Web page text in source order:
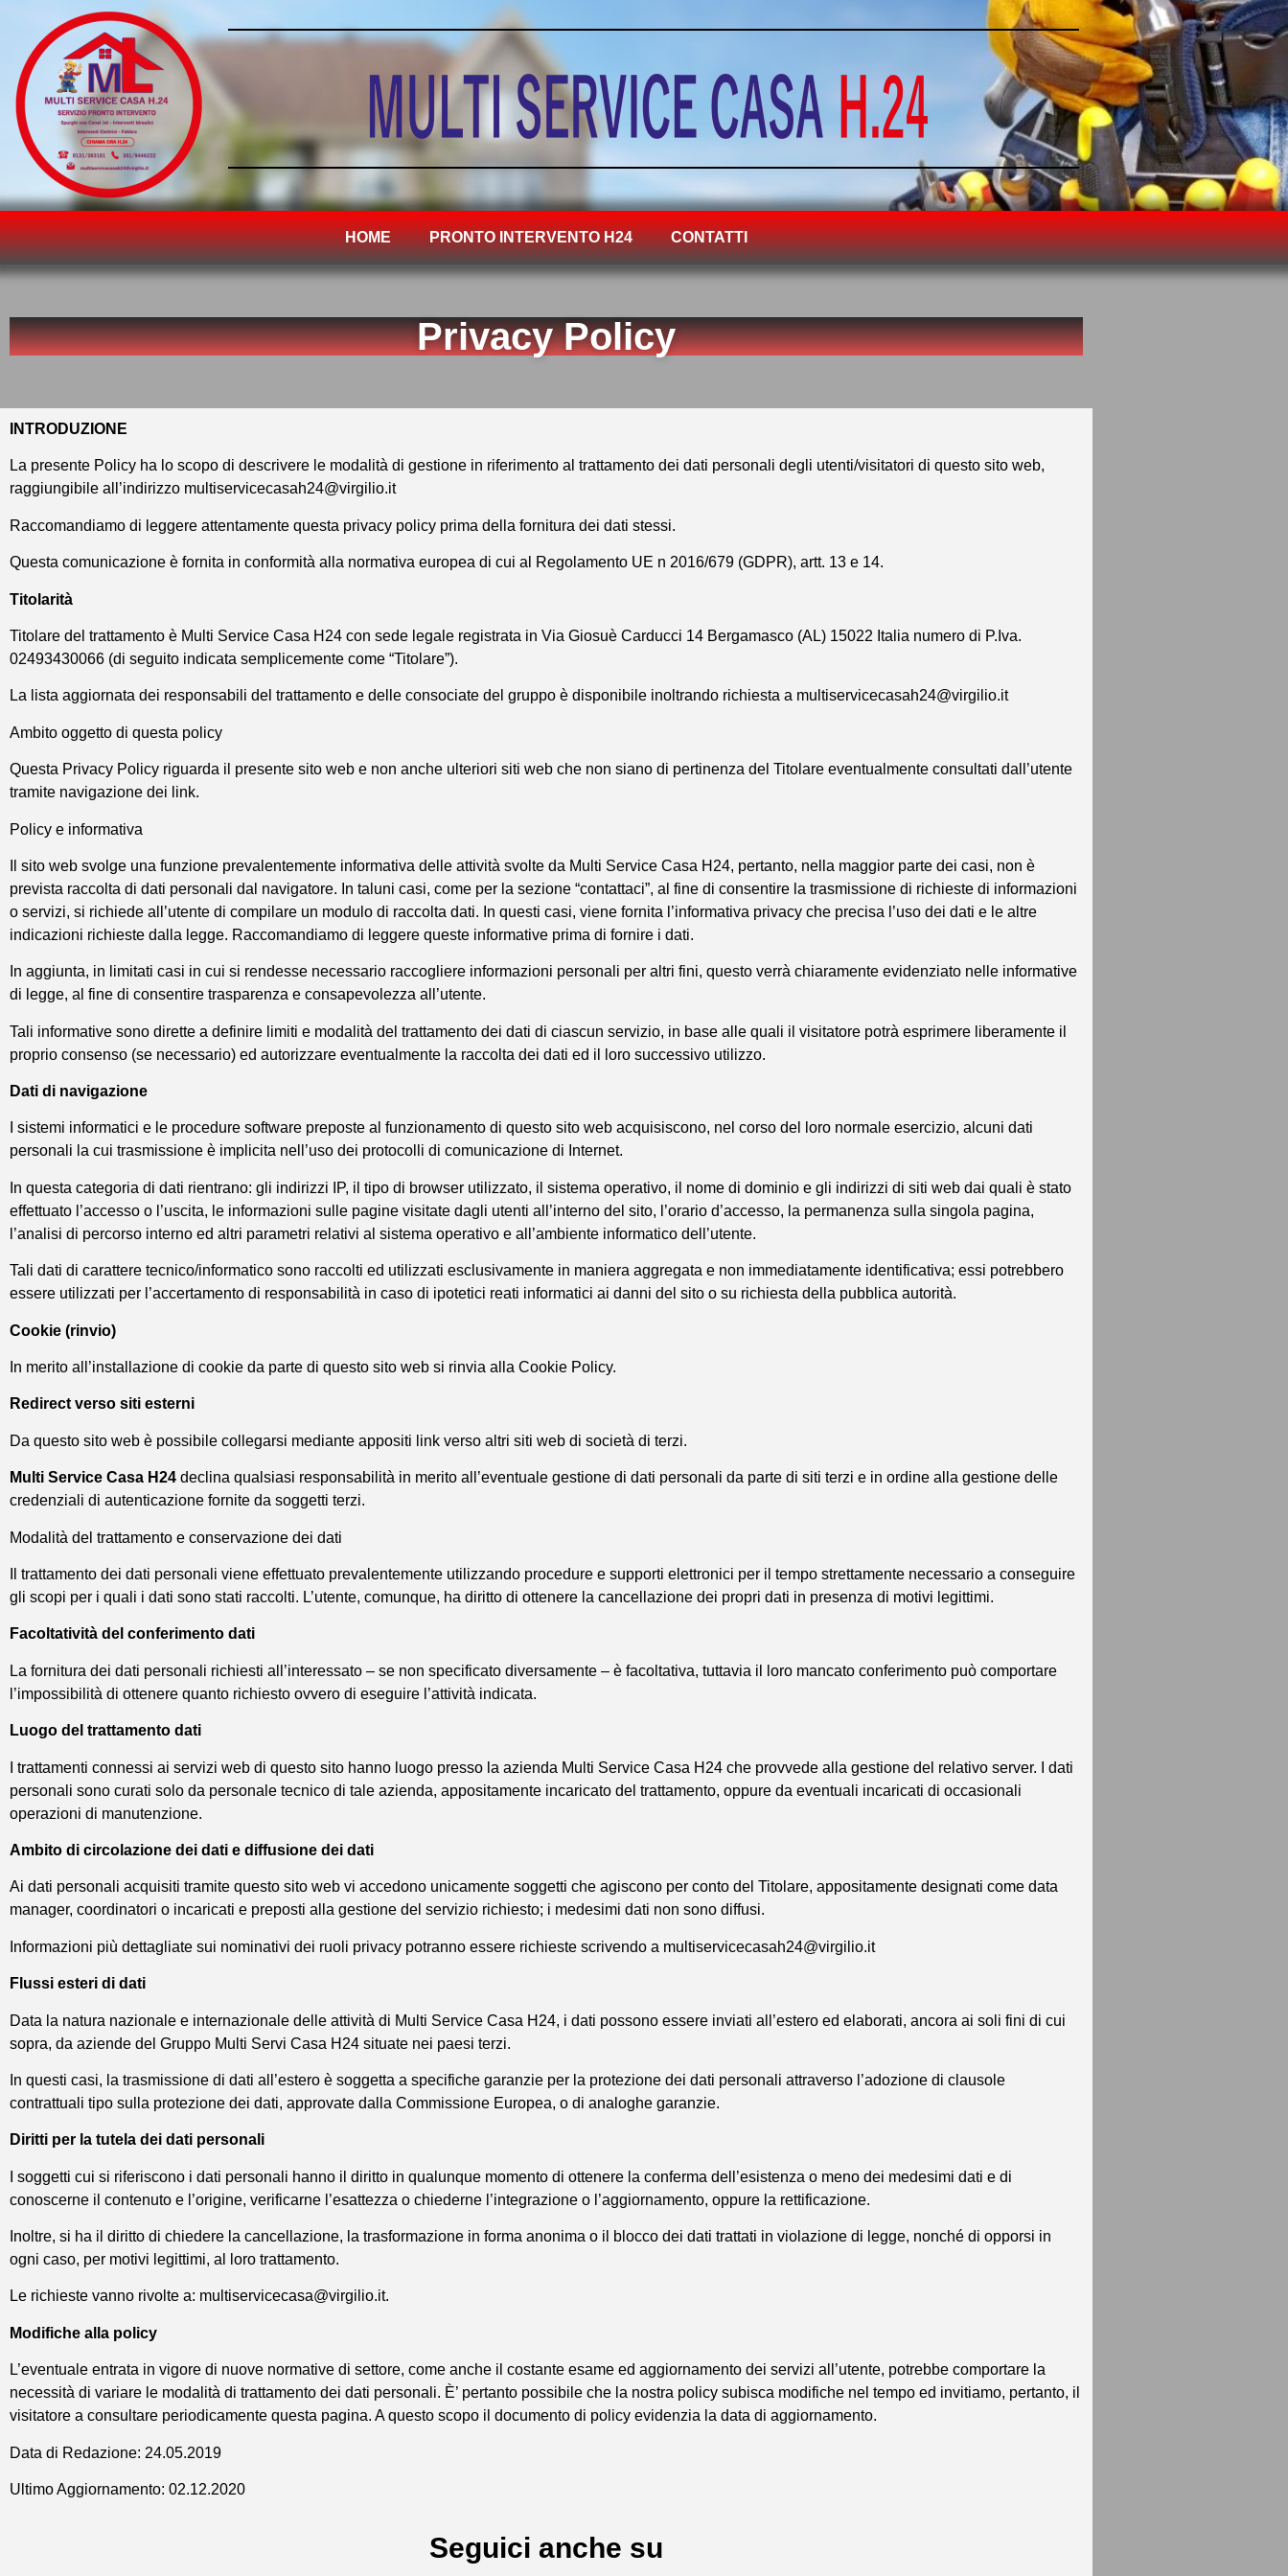
HOME PRONTO INTERVENTO H24 CONTATTI
Privacy Policy
INTRODUZIONE
La presente Policy ha lo scopo di descrivere le modalità di gestione in riferimento al trattamento dei dati personali degli utenti/visitatori di questo sito web,
raggiungibile all’indirizzo multiservicecasah24@virgilio.it
Raccomandiamo di leggere attentamente questa privacy policy prima della fornitura dei dati stessi.
Questa comunicazione è fornita in conformità alla normativa europea di cui al Regolamento UE n 2016/679 (GDPR), artt. 13 e 14.
Titolarità
Titolare del trattamento è Multi Service Casa H24 con sede legale registrata in Via Giosuè Carducci 14 Bergamasco (AL) 15022 Italia numero di P.Iva.
02493430066 (di seguito indicata semplicemente come “Titolare”).
La lista aggiornata dei responsabili del trattamento e delle consociate del gruppo è disponibile inoltrando richiesta a multiservicecasah24@virgilio.it
Ambito oggetto di questa policy
Questa Privacy Policy riguarda il presente sito web e non anche ulteriori siti web che non siano di pertinenza del Titolare eventualmente consultati dall’utente
tramite navigazione dei link.
Policy e informativa
Il sito web svolge una funzione prevalentemente informativa delle attività svolte da Multi Service Casa H24, pertanto, nella maggior parte dei casi, non è
prevista raccolta di dati personali dal navigatore. In taluni casi, come per la sezione “contattaci”, al fine di consentire la trasmissione di richieste di informazioni
o servizi, si richiede all’utente di compilare un modulo di raccolta dati. In questi casi, viene fornita l’informativa privacy che precisa l’uso dei dati e le altre
indicazioni richieste dalla legge. Raccomandiamo di leggere queste informative prima di fornire i dati.
In aggiunta, in limitati casi in cui si rendesse necessario raccogliere informazioni personali per altri fini, questo verrà chiaramente evidenziato nelle informative
di legge, al fine di consentire trasparenza e consapevolezza all’utente.
Tali informative sono dirette a definire limiti e modalità del trattamento dei dati di ciascun servizio, in base alle quali il visitatore potrà esprimere liberamente il
proprio consenso (se necessario) ed autorizzare eventualmente la raccolta dei dati ed il loro successivo utilizzo.
Dati di navigazione
I sistemi informatici e le procedure software preposte al funzionamento di questo sito web acquisiscono, nel corso del loro normale esercizio, alcuni dati
personali la cui trasmissione è implicita nell’uso dei protocolli di comunicazione di Internet.
In questa categoria di dati rientrano: gli indirizzi IP, il tipo di browser utilizzato, il sistema operativo, il nome di dominio e gli indirizzi di siti web dai quali è stato
effettuato l’accesso o l’uscita, le informazioni sulle pagine visitate dagli utenti all’interno del sito, l’orario d’accesso, la permanenza sulla singola pagina,
l’analisi di percorso interno ed altri parametri relativi al sistema operativo e all’ambiente informatico dell’utente.
Tali dati di carattere tecnico/informatico sono raccolti ed utilizzati esclusivamente in maniera aggregata e non immediatamente identificativa; essi potrebbero
essere utilizzati per l’accertamento di responsabilità in caso di ipotetici reati informatici ai danni del sito o su richiesta della pubblica autorità.
Cookie (rinvio)
In merito all’installazione di cookie da parte di questo sito web si rinvia alla Cookie Policy.
Redirect verso siti esterni
Da questo sito web è possibile collegarsi mediante appositi link verso altri siti web di società di terzi.
Multi Service Casa H24 declina qualsiasi responsabilità in merito all’eventuale gestione di dati personali da parte di siti terzi e in ordine alla gestione delle
credenziali di autenticazione fornite da soggetti terzi.
Modalità del trattamento e conservazione dei dati
Il trattamento dei dati personali viene effettuato prevalentemente utilizzando procedure e supporti elettronici per il tempo strettamente necessario a conseguire
gli scopi per i quali i dati sono stati raccolti. L’utente, comunque, ha diritto di ottenere la cancellazione dei propri dati in presenza di motivi legittimi.
Facoltatività del conferimento dati
La fornitura dei dati personali richiesti all’interessato – se non specificato diversamente – è facoltativa, tuttavia il loro mancato conferimento può comportare
l’impossibilità di ottenere quanto richiesto ovvero di eseguire l’attività indicata.
Luogo del trattamento dati
I trattamenti connessi ai servizi web di questo sito hanno luogo presso la azienda Multi Service Casa H24 che provvede alla gestione del relativo server. I dati
personali sono curati solo da personale tecnico di tale azienda, appositamente incaricato del trattamento, oppure da eventuali incaricati di occasionali
operazioni di manutenzione.
Ambito di circolazione dei dati e diffusione dei dati
Ai dati personali acquisiti tramite questo sito web vi accedono unicamente soggetti che agiscono per conto del Titolare, appositamente designati come data
manager, coordinatori o incaricati e preposti alla gestione del servizio richiesto; i medesimi dati non sono diffusi.
Informazioni più dettagliate sui nominativi dei ruoli privacy potranno essere richieste scrivendo a multiservicecasah24@virgilio.it
Flussi esteri di dati
Data la natura nazionale e internazionale delle attività di Multi Service Casa H24, i dati possono essere inviati all’estero ed elaborati, ancora ai soli fini di cui
sopra, da aziende del Gruppo Multi Servi Casa H24 situate nei paesi terzi.
In questi casi, la trasmissione di dati all’estero è soggetta a specifiche garanzie per la protezione dei dati personali attraverso l’adozione di clausole
contrattuali tipo sulla protezione dei dati, approvate dalla Commissione Europea, o di analoghe garanzie.
Diritti per la tutela dei dati personali
I soggetti cui si riferiscono i dati personali hanno il diritto in qualunque momento di ottenere la conferma dell’esistenza o meno dei medesimi dati e di
conoscerne il contenuto e l’origine, verificarne l’esattezza o chiederne l’integrazione o l’aggiornamento, oppure la rettificazione.
Inoltre, si ha il diritto di chiedere la cancellazione, la trasformazione in forma anonima o il blocco dei dati trattati in violazione di legge, nonché di opporsi in
ogni caso, per motivi legittimi, al loro trattamento.
Le richieste vanno rivolte a: multiservicecasa@virgilio.it.
Modifiche alla policy
L’eventuale entrata in vigore di nuove normative di settore, come anche il costante esame ed aggiornamento dei servizi all’utente, potrebbe comportare la
necessità di variare le modalità di trattamento dei dati personali. È’ pertanto possibile che la nostra policy subisca modifiche nel tempo ed invitiamo, pertanto, il
visitatore a consultare periodicamente questa pagina. A questo scopo il documento di policy evidenzia la data di aggiornamento.
Data di Redazione: 24.05.2019
Ultimo Aggiornamento: 02.12.2020
Seguici anche su